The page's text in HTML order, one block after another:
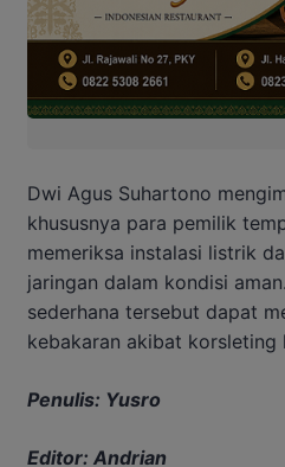
Dwi Agus Suhartono
khususnya para pemilik
memeriksa instalasi listrik
jaringan dalam kondisi
sederhana tersebut dapat
kebakaran akibat korsleting
Penulis: Yusro
Editor: Andrian